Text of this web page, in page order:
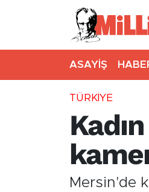
ASAYİŞ
TÜRKİYE
Mersin'de